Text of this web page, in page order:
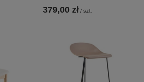
379,00 zł / szt.